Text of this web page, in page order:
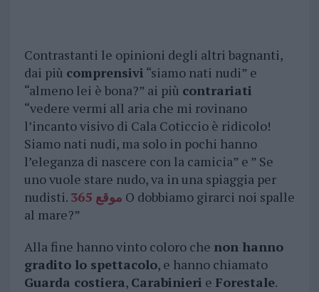
Contrastanti le opinioni degli altri bagnanti,
dai più comprensivi “siamo nati nudi” e
“almeno lei è bona?” ai più contrariati
“vedere vermi all aria che mi rovinano
l’incanto visivo di Cala Coticcio è ridicolo!
Siamo nati nudi, ma solo in pochi hanno
l’eleganza di nascere con la camicia” e ” Se
uno vuole stare nudo, va in una spiaggia per
nudisti.
موقع 365 O dobbiamo girarci noi spalle
al mare?”
Alla fine hanno vinto coloro che non hanno
gradito lo spettacolo, e hanno chiamato
Guarda costiera, Carabinieri e Forestale.